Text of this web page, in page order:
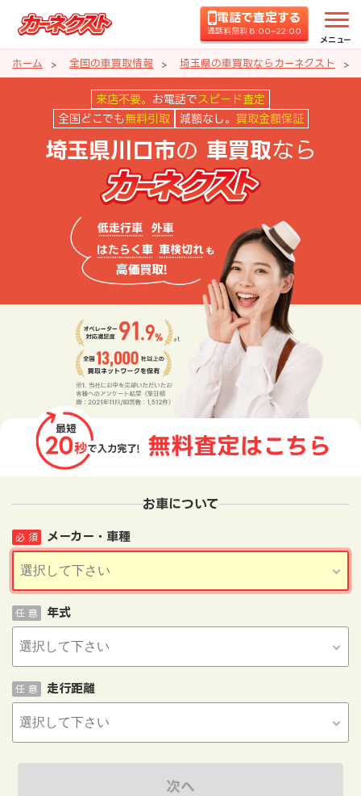
電話で査定する
通話料無料 8:00~22:00
メニュー
ホーム 全国の車買取情報 埼玉県の車買取ならカーネクスト
埼玉県川口市の車買取ならカー
来店不要。 お電話で スピード査定
全国どこでも 無料引取 減額なし。 買取金額保証
埼玉県川口市の 車買取なら
お車について
メーカー・車種
必 須
年式
任 意
走行距離
任 意
次へ